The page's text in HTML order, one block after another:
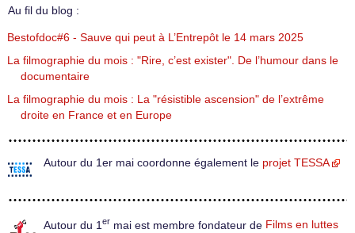
Au fil du blog :
Bestofdoc#6 - Sauve qui peut à L’Entrepôt le 14 mars 2025
La filmographie du mois : "Rire, c’est exister". De l’humour dans le
documentaire
La filmographie du mois : La "résistible ascension" de l’extrême
droite en France et en Europe
Autour du 1er mai coordonne également le projet TESSA
Autour du 1 er mai est membre fondateur de Films en luttes